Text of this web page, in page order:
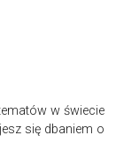
w świecie
się dbaniem o